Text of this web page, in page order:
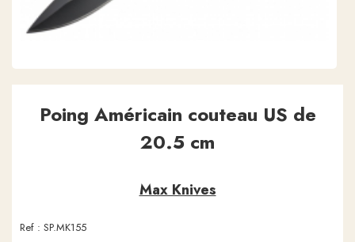
Poing Américain couteau US de
20.5 cm
Max Knives
Ref : SP.MK155